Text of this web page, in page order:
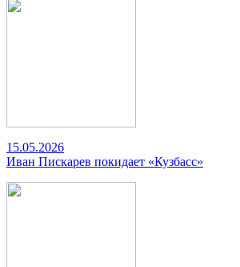
15.05.2026
Иван Пискарев покидает «Кузбасс»